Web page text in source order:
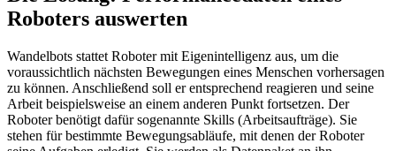
Roboters auswerten
Wandelbots stattet Roboter mit Eigenintelligenz aus, um die
voraussichtlich nächsten Bewegungen eines Menschen vorhersagen
zu können. Anschließend soll er entsprechend reagieren und seine
Arbeit beispielsweise an einem anderen Punkt fortsetzen. Der
Roboter benötigt dafür sogenannte Skills (Arbeitsaufträge). Sie
stehen für bestimmte Bewegungsabläufe, mit denen der Roboter